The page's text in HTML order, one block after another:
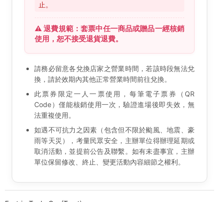
止。
⚠️ 退費規範：套票中任一商品或贈品一經核銷
使用，恕不接受退貨退費。
請務必留意各兌換店家之營業時間，若該時段無法兌
換，請於效期內其他正常營業時間前往兌換。
此票券限定一人一票使用，每筆電子票券（QR
Code）僅能核銷使用一次，驗證進場後即失效，無
法重複使用。
如遇不可抗力之因素（包含但不限於颱風、地震、豪
雨等天災），考量民眾安全，主辦單位得辦理延期或
取消活動，並提前公告及聯繫。如有未盡事宜，主辦
單位保留修改、終止、變更活動內容細節之權利。